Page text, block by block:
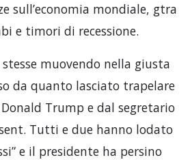
sull’economia mondiale, gtra
e timori di recessione.
muovendo nella giusta
da quanto lasciato trapelare
Trump e dal segretario
Tutti e due hanno lodato
e il presidente ha persino